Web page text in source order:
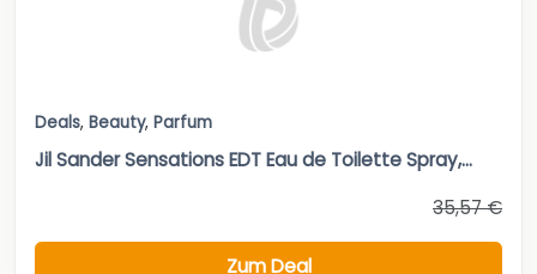
Deals, Beauty, Parfum
Jil Sander Sensations EDT Eau de Toilette Spray,...
35,57 €
Zum Deal